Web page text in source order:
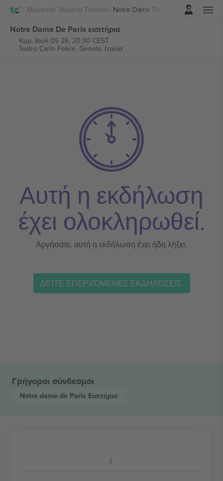
Μουσική Musical Theater Notre Dame De Paris
Σύνδεση
Notre Dame De Paris εισιτήρια
Κυρ, Ιουλ 05 26, 20:30 CEST
Teatro Carlo Felice, Genola, Ιταλία
Αυτή η εκδήλωση
έχει ολοκληρωθεί.
Αργήσατε, αυτή η εκδήλωση έχει ήδη λήξει.
ΔΕΊΤΕ ΕΠΕΡΧΌΜΕΝΕΣ ΕΚΔΗΛΏΣΕΙΣ.
Γρήγοροι σύνδεσμοι
Notre dame de Paris Εισιτήρια